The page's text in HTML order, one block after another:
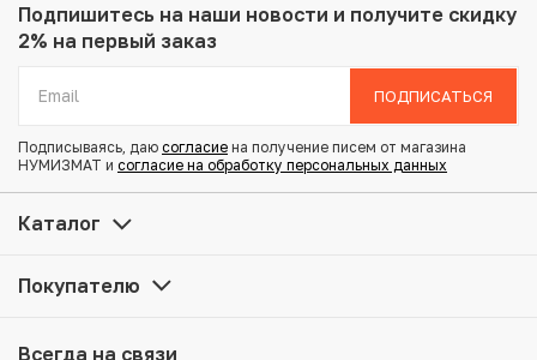
Металл: Медь
Вес: 52.72 г
Состояние: VF
Купить 5 копеек 1782 года КМ по привлекательной цене
можно в нашем интернет-магазине — Вам достаточно
оформить заказ на сайте. Все монеты, представленные
Мы доставим Ваш заказ в любой регион России, кроме
Подпишитесь на наши новости и получите скидку
2% на первый заказ
ПОДПИСАТЬСЯ
Подписываясь, даю согласие на получение писем от магазина
НУМИЗМАТ и согласие на обработку персональных данных
Каталог
Покупателю
Всегда на связи